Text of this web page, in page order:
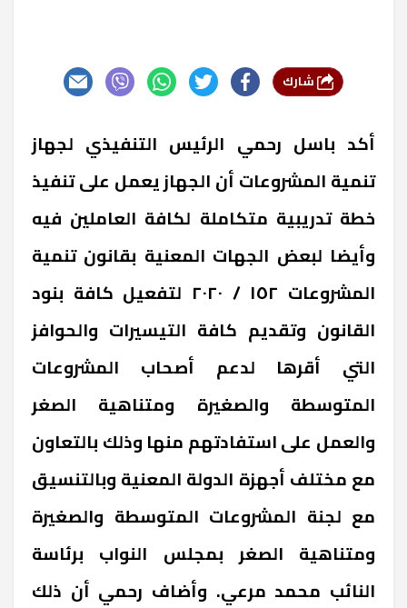
أكد باسل رحمي الرئيس التنفيذي لجهاز
تنمية المشروعات أن الجهاز يعمل على تنفيذ
خطة تدريبية متكاملة لكافة العاملين فيه
وأيضا لبعض الجهات المعنية بقانون تنمية
المشروعات ١٥٢ / ٢٠٢٠ لتفعيل كافة بنود
القانون وتقديم كافة التيسيرات والحوافز
التي أقرها لدعم أصحاب المشروعات
المتوسطة والصغيرة ومتناهية الصغر
والعمل على استفادتهم منها وذلك بالتعاون
مع مختلف أجهزة الدولة المعنية وبالتنسيق
مع لجنة المشروعات المتوسطة والصغيرة
ومتناهية الصغر بمجلس النواب برئاسة
النائب محمد مرعي. وأضاف رحمي أن ذلك